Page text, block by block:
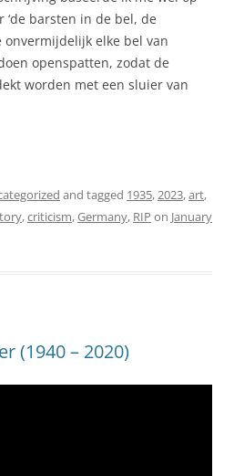
barsten in de bel, de
elke bel van
openspatten, zodat de
worden met een sluier van
and tagged 1935,2023,art,
,criticism,Germany, RIP on January
(1940 – 2020)